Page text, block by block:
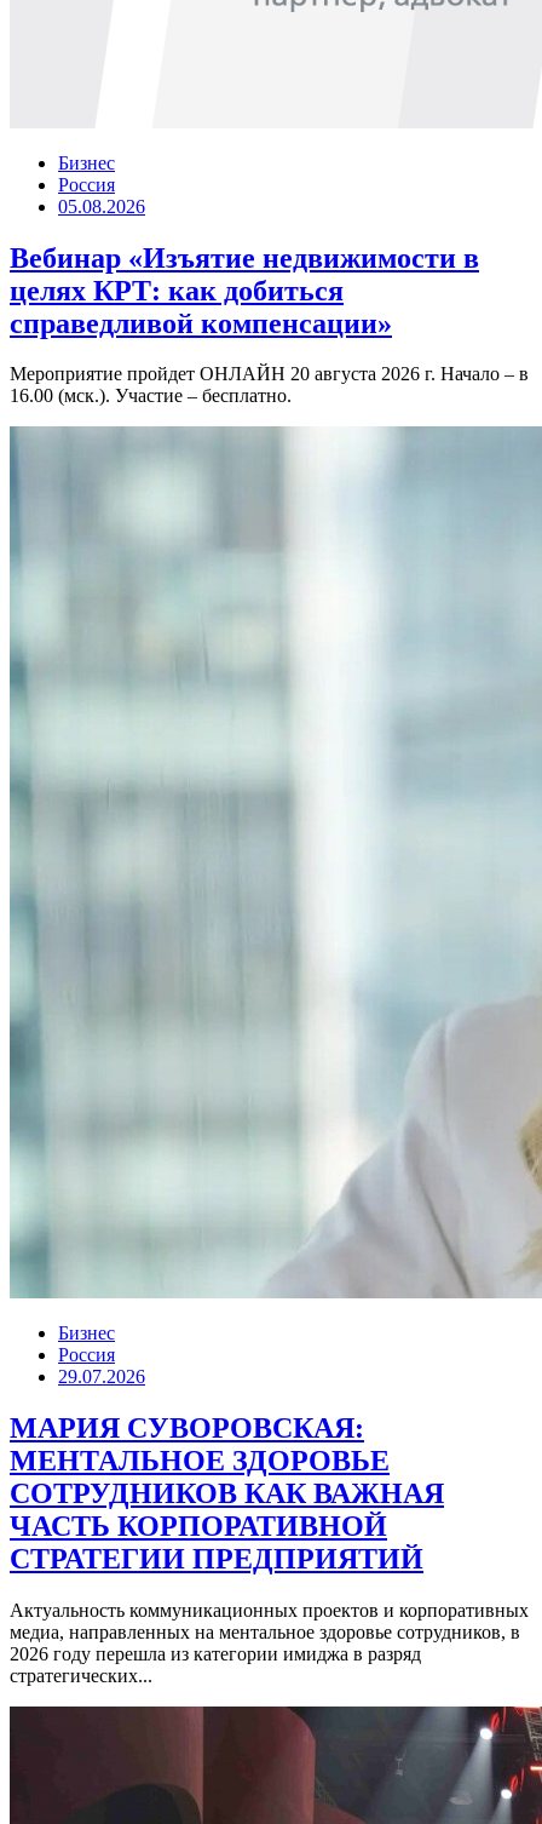
Бизнес
Россия
05.08.2026
Вебинар «Изъятие недвижимости в
целях КРТ: как добиться
справедливой компенсации»
Мероприятие пройдет ОНЛАЙН 20 августа 2026 г. Начало – в
16.00 (мск.). Участие – бесплатно.
Бизнес
Россия
29.07.2026
МАРИЯ СУВОРОВСКАЯ:
МЕНТАЛЬНОЕ ЗДОРОВЬЕ
СОТРУДНИКОВ КАК ВАЖНАЯ
ЧАСТЬ КОРПОРАТИВНОЙ
СТРАТЕГИИ ПРЕДПРИЯТИЙ
Актуальность коммуникационных проектов и корпоративных
медиа, направленных на ментальное здоровье сотрудников, в
2026 году перешла из категории имиджа в разряд
стратегических...